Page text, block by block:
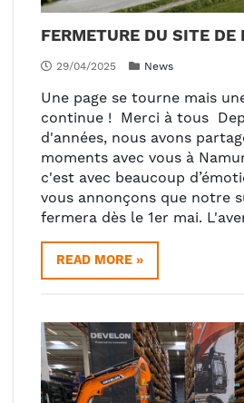
FERMETURE DU SITE DE
29/04/2025 News
Une page se tourne mais
continue ! Merci à tous
d'années, nous avons
moments avec vous à
c'est avec beaucoup
vous annonçons que notre
fermera dès le 1er mai.
READ MORE »